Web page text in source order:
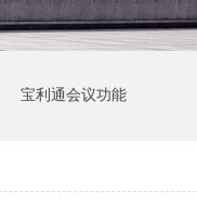
宝利通会议功能